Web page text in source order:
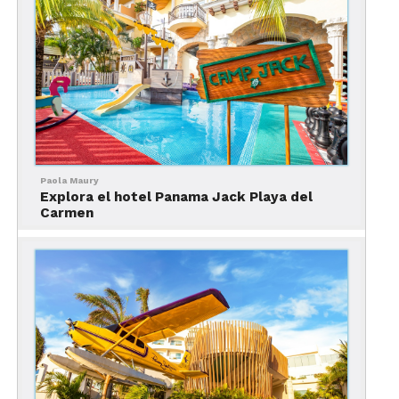
de ballenas, los huéspedes pueden admirar el paso
de esos enormes mamíferos desde el balcón de su
habitación.
Las habitaciones del Hyatt
Ziva Puerto Vallarta
El Hyatt Ziva Puerto Vallarta tiene335
habitaciones y suites,divididas en 10 categorías.
Paola Maury
Explora el hotel Panama Jack Playa del
Carmen